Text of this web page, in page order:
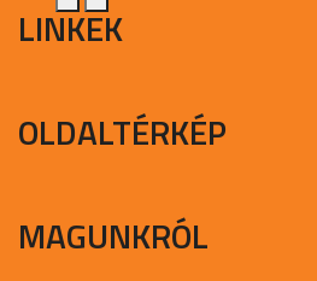
LINKEK
OLDALTÉRKÉP
MAGUNKRÓL